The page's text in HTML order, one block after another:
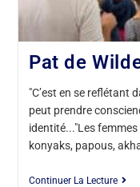
Pat de
"C’est en se reflétant
peut prendre
identité..."Les
konyaks, papous,
Continuer La Lecture